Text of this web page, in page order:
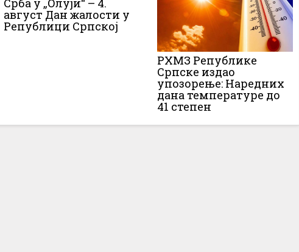
Срба у „Олуји“ – 4.
август Дан жалости у
Републици Српској
РХМЗ Републике
Српске издао
упозорење: Наредних
дана температуре до
41 степен